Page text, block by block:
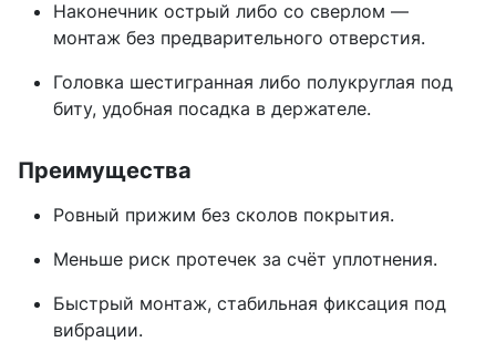
Наконечник острый либо со сверлом —
монтаж без предварительного отверстия.
Головка шестигранная либо полукруглая под
биту, удобная посадка в держателе.
Преимущества
Ровный прижим без сколов покрытия.
Меньше риск протечек за счёт уплотнения.
Быстрый монтаж, стабильная фиксация под
вибрации.